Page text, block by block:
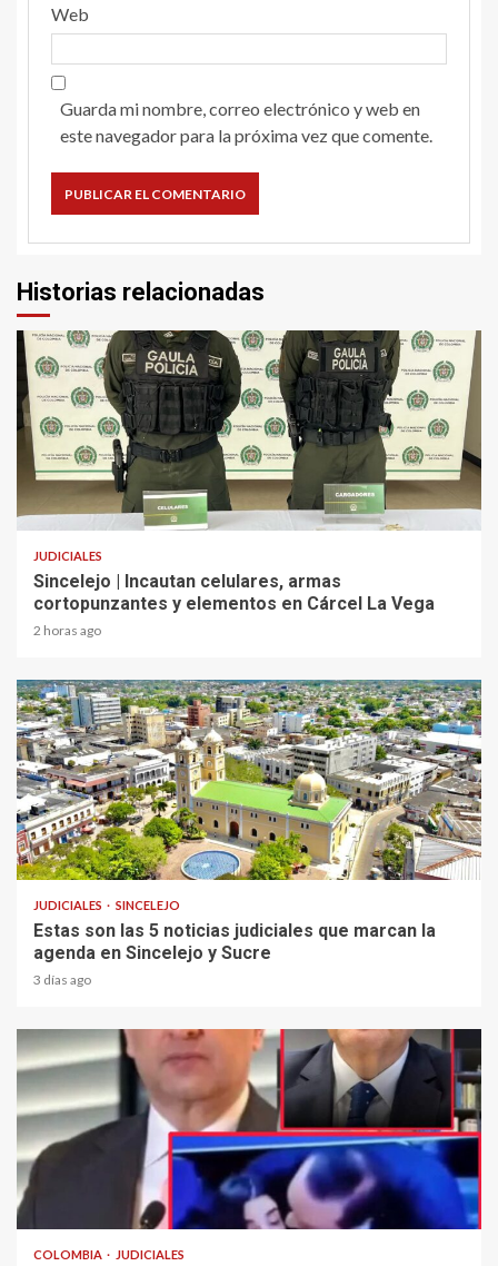
Web
Guarda mi nombre, correo electrónico y web en
este navegador para la próxima vez que comente.
Historias relacionadas
2 min read
JUDICIALES
Sincelejo | Incautan celulares, armas
cortopunzantes y elementos en Cárcel La Vega
2 horas ago
2 min read
JUDICIALES SINCELEJO
Estas son las 5 noticias judiciales que marcan la
agenda en Sincelejo y Sucre
3 días ago
COLOMBIA JUDICIALES